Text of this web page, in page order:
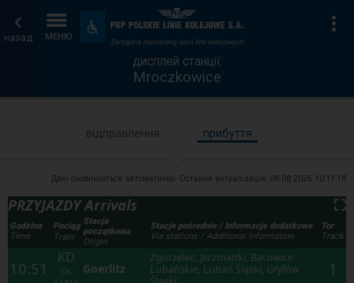
назад МЕНЮ
Пристосування
та
зручності
дисплей
станції
Головна
сторінка
дисплей станції:
Mroczkowice
відправлення прибуття
Дані оновлюються автоматично. Остання актуалізація: 08.08.2026 10:11:18
PRZYJAZDY Arrivals ⛶
Godzina
Time
Pociąg
Train
Stacja
początkowa
Origin
Stacje pośrednie / Informacje dodatkowe
Via stations / Additional information
Tor
Track
10:51
KD
Os
Goerlitz
Zgorzelec, Jerzmanki, Batowice
Lubańskie, Lubań Śląski, Gryfów
1